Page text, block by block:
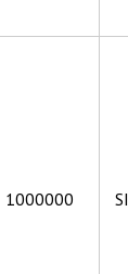
1000000 SI